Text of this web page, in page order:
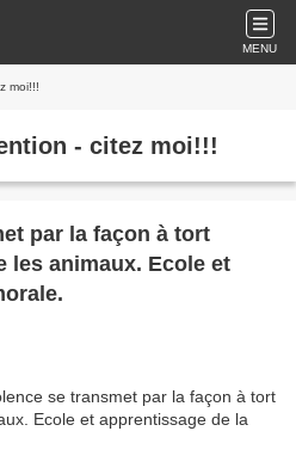
MENU
moi!!!
- citez moi!!!
par la façon à tort
les animaux. Ecole et